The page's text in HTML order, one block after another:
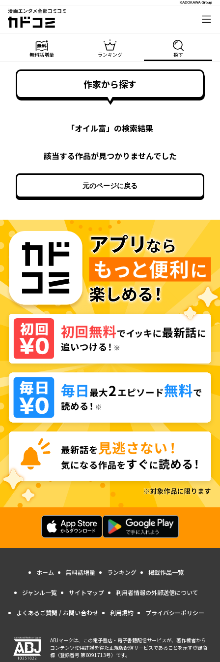
漫画エンタメ全部コミコミ
カドコミ
無料話増量 ランキング 探す
作家から探す
「オイル富」の検索結果
該当する作品が見つかりませんでした
元のページに戻る
ホーム 無料話増量 ランキング 掲載作品一覧
ジャンル一覧 サイトマップ 利用者情報の外部送信について
よくあるご質問 / お問い合わせ 利用規約 プライバシーポリシー
ABJマークは、この電子書店・電子書籍配信サービスが、著作権者から
コンテンツ使用許諾を得た正規版配信サービスであることを示す登録商
標（登録番号 第6091713号）です。